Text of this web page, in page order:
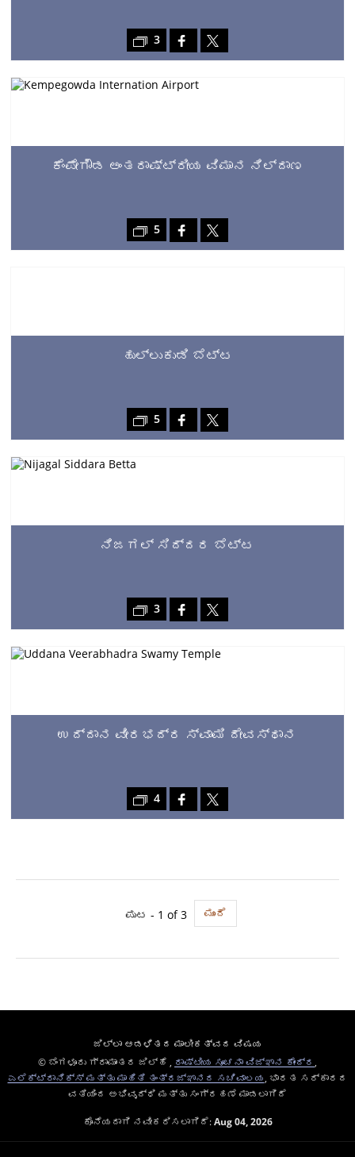
3
ಕೆಂಪೇಗೌಡ ಅಂತರಾಷ್ಟ್ರೀಯ ವಿಮಾನ ನಿಲ್ದಾಣ
5
ಹುಲ್ಲುಕುಡಿ ಬೆಟ್ಟ
5
ನಿಜಗಲ್ ಸಿದ್ದರ ಬೆಟ್ಟ
3
ಉದ್ದಾನ ವೀರಭದ್ರ ಸ್ವಾಮಿ ದೇವಸ್ಥಾನ
4
ಪುಟ - 1 of 3 ಮುಂದೆ
ಜಿಲ್ಲಾ ಆಡಳಿತದ ಮಾಲೀಕತ್ವದ ವಿಷಯ
© ಬೆಂಗಳೂರು ಗ್ರಾಮಾಂತರ ಜಿಲ್ಹೆ ,
ರಾಷ್ಟೀಯ ಸೂಚನಾ ವಿಜ್ಞಾನ ಕೇಂದ್ರ
ಎಲೆಕ್ಟ್ರಾನಿಕ್ಸ್ ಮತ್ತು ಮಾಹಿತಿ ತಂತ್ರಜ್ಞಾನದ ಸಚಿವಾಲಯ , ಭಾರತ ಸರ್ಕಾರದ
ವತಿಯಿಂದ ಅಭಿವೃದ್ಧಿ ಮತ್ತು ಸಂಗ್ರಹಣೆ ಮಾಡಲಾಗಿದೆ
ಕೊನೆಯದಾಗಿ ನವೀಕರಿಸಲಾಗಿದೆ:Aug 04, 2026